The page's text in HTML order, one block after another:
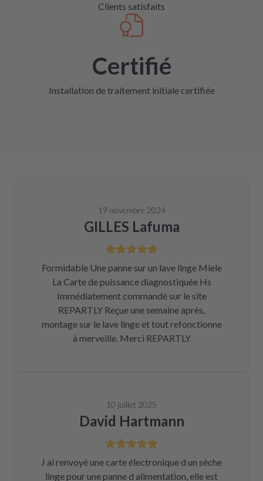
Clients satisfaits
Certifié
Installation de traitement initiale certifiée
19 novembre 2024
GILLES Lafuma
Formidable Une panne sur un lave linge Miele
La Carte de puissance diagnostiquée Hs
Immédiatement commandé sur le site
REPARTLY Reçue une semaine après,
montage sur le lave linge et tout refonctionne
à merveille. Merci REPARTLY
10 juillet 2025
David Hartmann
J ai renvoyé une carte électronique d un sèche
linge pour une panne d alimentation, elle est